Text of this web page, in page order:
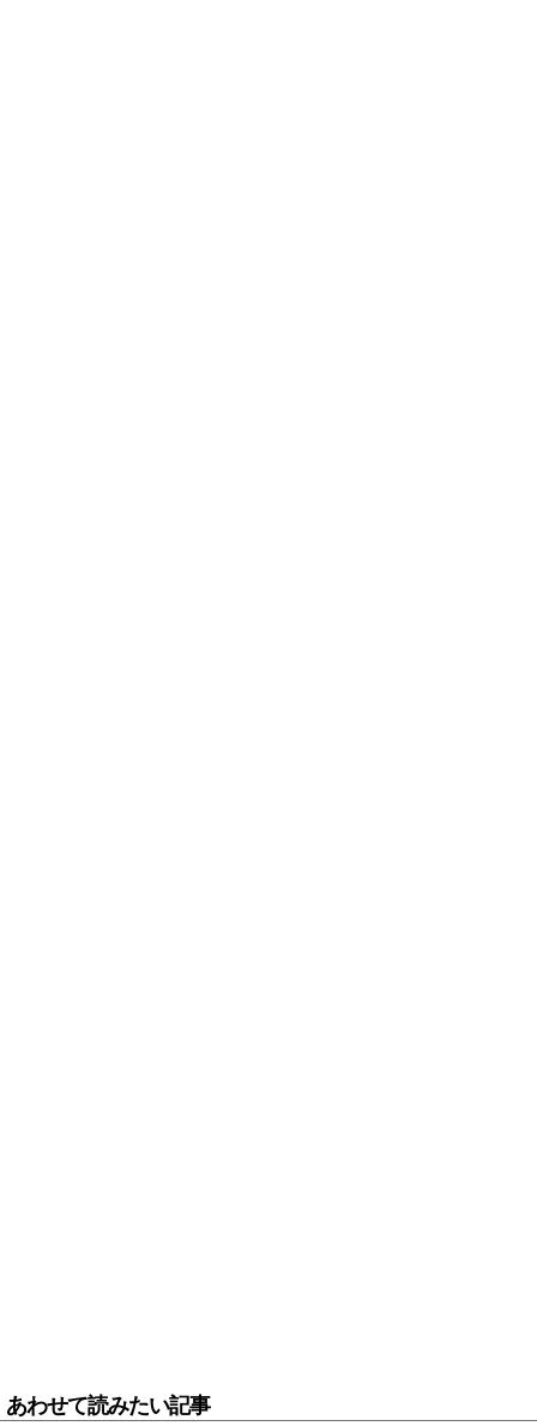
あわせて読みたい記事